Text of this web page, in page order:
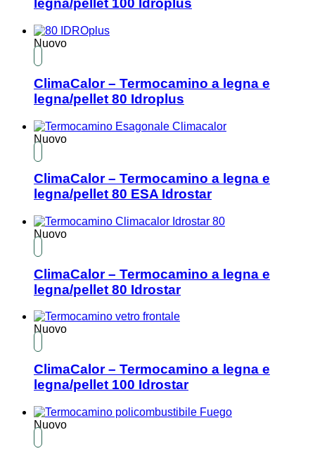
legna/pellet 100 Idroplus
Nuovo
ClimaCalor – Termocamino a legna e
legna/pellet 80 Idroplus
Nuovo
ClimaCalor – Termocamino a legna e
legna/pellet 80 ESA Idrostar
Nuovo
ClimaCalor – Termocamino a legna e
legna/pellet 80 Idrostar
Nuovo
ClimaCalor – Termocamino a legna e
legna/pellet 100 Idrostar
Nuovo